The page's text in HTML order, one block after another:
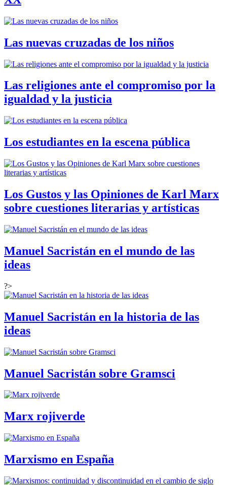
Las nuevas cruzadas de los niños
Las religiones ante el compromiso por la
igualdad y la justicia
Los estudiantes en la escena pública
Los Gustos y las Opiniones de Karl Marx
sobre cuestiones literarias y artísticas
Manuel Sacristán en el mundo de las
ideas
?>
Manuel Sacristán en la historia de las
ideas
Manuel Sacristán sobre Gramsci
Marx rojiverde
Marxismo en España